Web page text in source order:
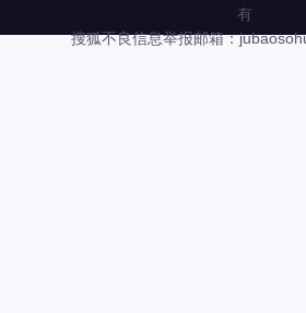
有
搜狐不良信息举报邮箱：